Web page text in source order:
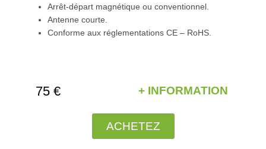
Arrêt-départ magnétique ou conventionnel.
Antenne courte.
Conforme aux réglementations CE – RoHS.
75 € + INFORMATION
ACHETEZ